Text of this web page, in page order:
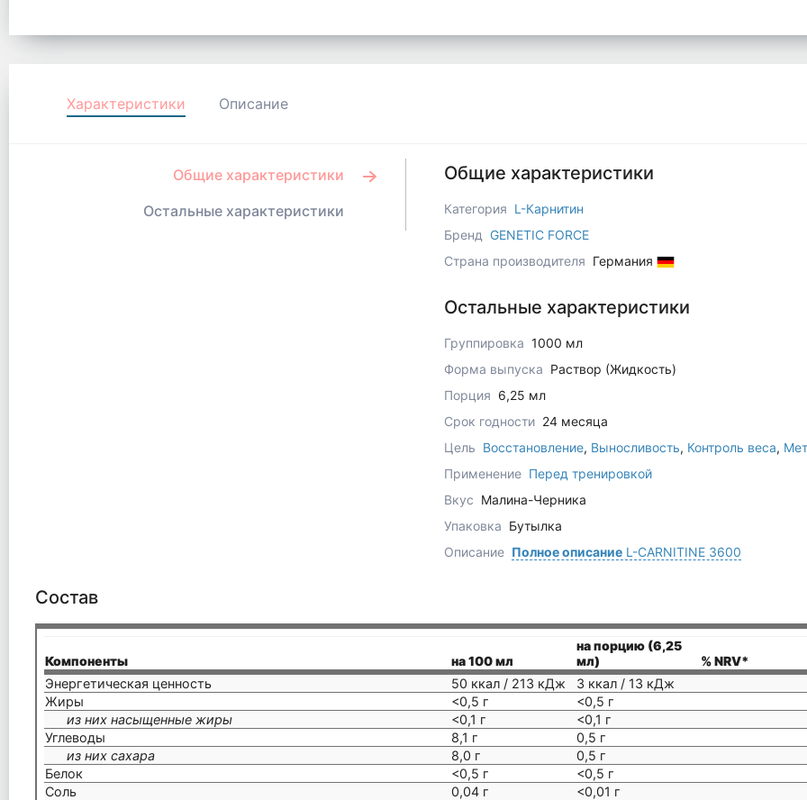
Характеристики Описание
Общие характеристики
Остальные характеристики
Общие характеристики
Категория L-Карнитин
Бренд
GENETIC FORCE
Страна производителя Германия
Остальные характеристики
Группировка 1000 мл
Форма выпуска Раствор (Жидкость)
Порция 6,25 мл
Срок годности 24 месяца
Цель Восстановление, Выносливость, Контроль веса,
Применение Перед тренировкой
Вкус Малина-Черника
Упаковка Бутылка
Описание Полное описаниеL-CARNITINE 3600
Состав
Компоненты на 100 мл
на порцию (6,25
мл)
% NRV*
Энергетическая ценность
50 ккал / 213 кДж
3 ккал / 13 кДж
Жиры
<0,5 г
<0,5 г
из них насыщенные жиры
<0,1 г
<0,1 г
Углеводы
8,1 г
0,5 г
из них сахара
8,0 г
0,5 г
Белок
<0,5 г
<0,5 г
Соль
0,04 г
<0,01 г